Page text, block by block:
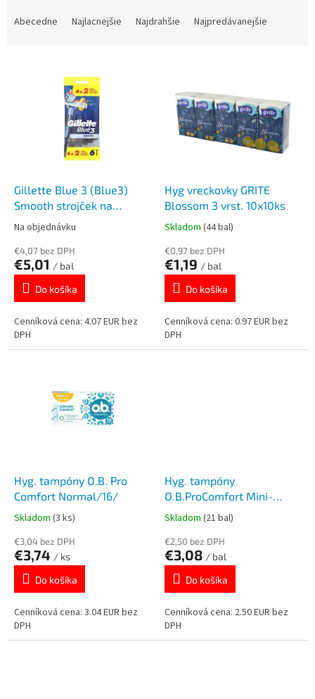
Abecedne Najlacnejšie Najdrahšie Najpredávanejšie
Gillette Blue 3 (Blue3)
Smooth strojček na
holenie 6ks
Na objednávku
€4,07 bez DPH
€5,01 / bal
Do košíka
Cenníková cena: 4.07 EUR bez
DPH
Hyg vreckovky GRITE
Blossom 3 vrst. 10x10ks
Skladom (44 bal)
€0,97 bez DPH
€1,19 / bal
Do košíka
Cenníková cena: 0.97 EUR bez
DPH
Hyg. tampóny O.B. Pro
Comfort Normal/16/
Skladom (3 ks)
€3,04 bez DPH
€3,74 / ks
Do košíka
Cenníková cena: 3.04 EUR bez
DPH
Hyg. tampóny
O.B.ProComfort Mini-
ultimate /16/
Skladom (21 bal)
€2,50 bez DPH
€3,08 / bal
Do košíka
Cenníková cena: 2.50 EUR bez
DPH